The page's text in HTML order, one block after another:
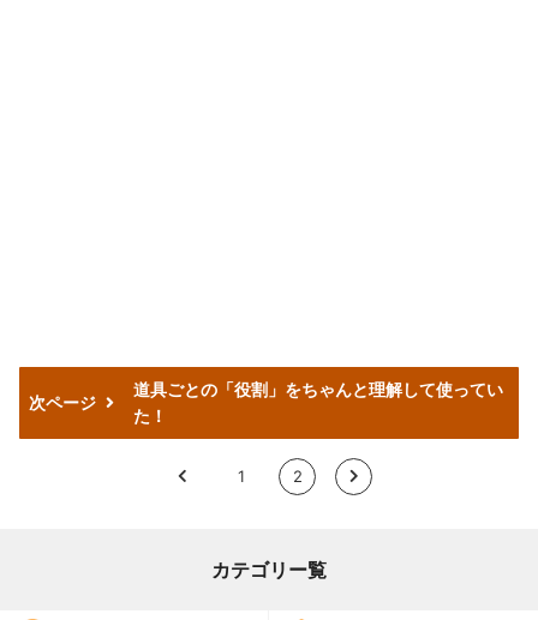
次ページ
道具ごとの「役割」をちゃんと理解して使ってい
た！
< 1 2 >
カテゴリー覧